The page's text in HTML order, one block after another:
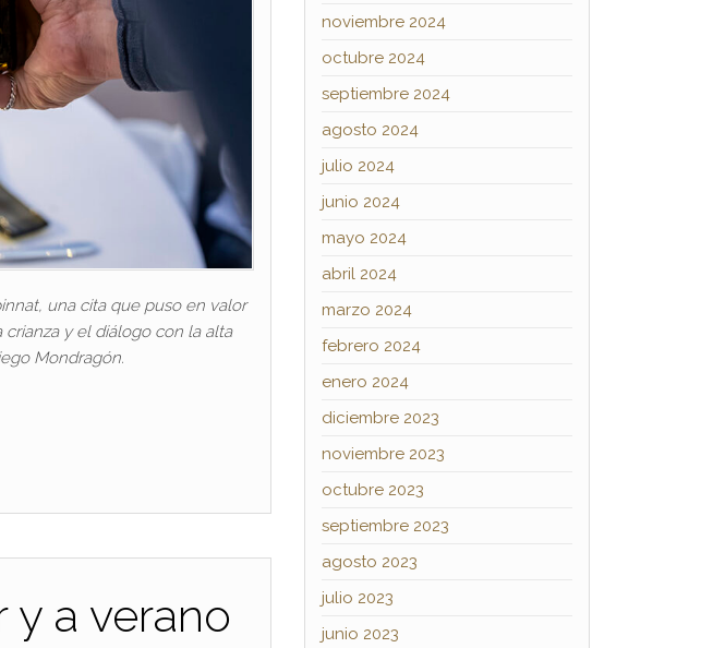
una cita que puso en valor
y el diálogo con la alta
Mondragón.
y a verano
noviembre 2024
octubre 2024
septiembre 2024
agosto 2024
julio 2024
junio 2024
mayo 2024
abril 2024
marzo 2024
febrero 2024
enero 2024
diciembre 2023
noviembre 2023
octubre 2023
septiembre 2023
agosto 2023
julio 2023
junio 2023